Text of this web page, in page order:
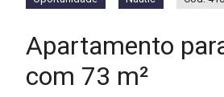
Apartamento
com 73 m²